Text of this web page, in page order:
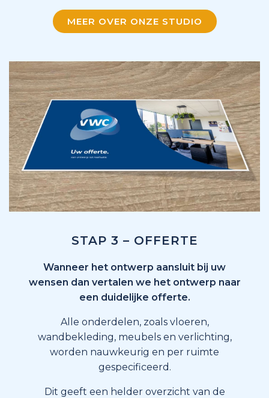
MEER OVER ONZE STUDIO
STAP 3 – OFFERTE
Wanneer het ontwerp aansluit bij uw
wensen dan vertalen we het ontwerp naar
een duidelijke offerte.
Alle onderdelen, zoals vloeren,
wandbekleding, meubels en verlichting,
worden nauwkeurig en per ruimte
gespecificeerd.
Dit geeft een helder overzicht van de